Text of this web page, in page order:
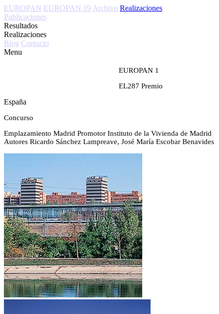
EUROPAN EUROPAN 19 Archivo Realizaciones
Publicaciones
Resultados
Realizaciones
Blog Contacto
Menu
EUROPAN 1
EL287 Premio
España
Concurso
Emplazamiento Madrid Promotor Instituto de la Vivienda de Madrid
Autores Ricardo Sánchez Lampreave, José María Escobar Benavides